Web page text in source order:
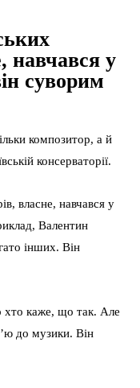
навчався у
суворим
композитор, а й
консерваторії.
власне, навчався у
Валентин
інших. Він
хто каже, що так. Але
до музики. Він